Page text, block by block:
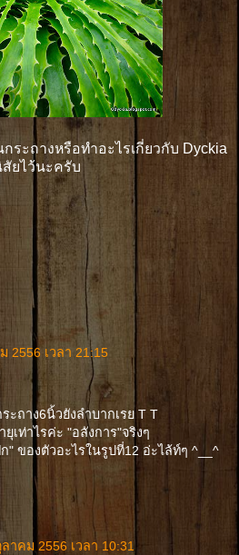
ระถางหรือทำอะไรเกี่ยวกับ Dyckia
ยไว้นะครับ
2556 เวลา 21:15
ะถาง6นิ้วยังลำบากเรย T T
เท่าไรค่ะ "อลังการ"จริงๆ
" ของตัวอะไรในรูปที่12 อ่ะไล้ท์ๆ ^__^
าคม 2556 เวลา 10:31